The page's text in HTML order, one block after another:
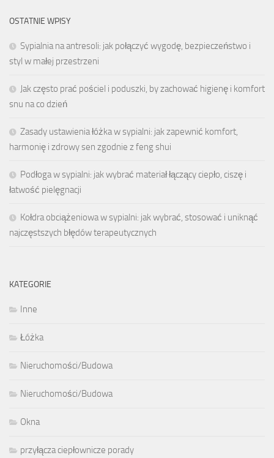
OSTATNIE WPISY
Sypialnia na antresoli: jak połączyć wygodę, bezpieczeństwo i
styl w małej przestrzeni
Jak często prać pościel i poduszki, by zachować higienę i komfort
snu na co dzień
Zasady ustawienia łóżka w sypialni: jak zapewnić komfort,
harmonię i zdrowy sen zgodnie z feng shui
Podłoga w sypialni: jak wybrać materiał łączący ciepło, ciszę i
łatwość pielęgnacji
Kołdra obciążeniowa w sypialni: jak wybrać, stosować i uniknąć
najczęstszych błędów terapeutycznych
KATEGORIE
Inne
Łóżka
Nieruchomości/Budowa
Nieruchomości/Budowa
Okna
przyłącza ciepłownicze porady